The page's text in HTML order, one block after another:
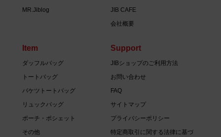
MR.Jiblog
JIB CAFE
会社概要
Item
ダッフルバッグ
トートバッグ
バケツトートバッグ
リュックバッグ
ポーチ・ポシェット
その他
Support
JIBショップのご利用方法
お問い合わせ
FAQ
サイトマップ
プライバシーポリシー
特定商取引に関する法律に基づ